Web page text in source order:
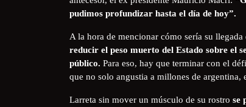
pudimos profundizar hasta el día de hoy”.
A la hora de mencionar cómo sería su
reducir el peso muerto del Estado sobre el
público. Para eso, hay que terminar con el
que no solo angustia a millones de
Larreta sin mover un músculo de su rostro se